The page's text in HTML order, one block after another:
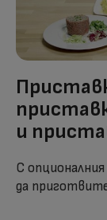
и
С
да